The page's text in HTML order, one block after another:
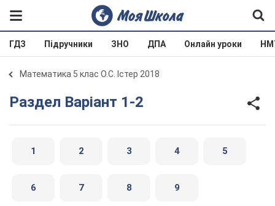
ГДЗ Підручники ЗНО ДПА Онлайн уроки
Математика 5 клас О.С. Істер 2018
Раздел Варіант 1-2
1 2 3 4 5
6 7 8 9